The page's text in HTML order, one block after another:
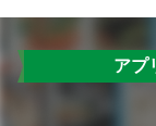
アプ